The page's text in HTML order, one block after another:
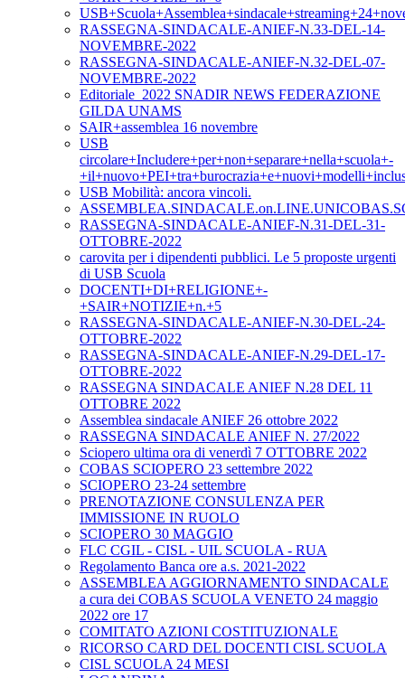
RASSEGNA-SINDACALE-ANIEF-N.33-DEL-14-
NOVEMBRE-2022
RASSEGNA-SINDACALE-ANIEF-N.32-DEL-07-
NOVEMBRE-2022
Editoriale_2022 SNADIR NEWS FEDERAZIONE
GILDA UNAMS
SAIR+assemblea 16 novembre
USB
circolare+Includere+per+non+separare+nella+scuola+-
USB Mobilità: ancora vincoli.
RASSEGNA-SINDACALE-ANIEF-N.31-DEL-31-
OTTOBRE-2022
carovita per i dipendenti pubblici. Le 5 proposte urgenti
di USB Scuola
DOCENTI+DI+RELIGIONE+-
+SAIR+NOTIZIE+n.+5
RASSEGNA-SINDACALE-ANIEF-N.30-DEL-24-
OTTOBRE-2022
RASSEGNA-SINDACALE-ANIEF-N.29-DEL-17-
OTTOBRE-2022
RASSEGNA SINDACALE ANIEF N.28 DEL 11
OTTOBRE 2022
Assemblea sindacale ANIEF 26 ottobre 2022
RASSEGNA SINDACALE ANIEF N. 27/2022
Sciopero ultima ora di venerdì 7 OTTOBRE 2022
COBAS SCIOPERO 23 settembre 2022
SCIOPERO 23-24 settembre
PRENOTAZIONE CONSULENZA PER
IMMISSIONE IN RUOLO
SCIOPERO 30 MAGGIO
FLC CGIL - CISL - UIL SCUOLA - RUA
Regolamento Banca ore a.s. 2021-2022
ASSEMBLEA AGGIORNAMENTO SINDACALE
a cura dei COBAS SCUOLA VENETO 24 maggio
2022 ore 17
COMITATO AZIONI COSTITUZIONALE
RICORSO CARD DEL DOCENTI CISL SCUOLA
CISL SCUOLA 24 MESI